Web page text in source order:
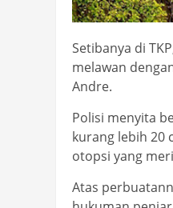
Setibanya di
melawan
Andre.
Polisi menyita
kurang lebih 20
otopsi yang
Atas